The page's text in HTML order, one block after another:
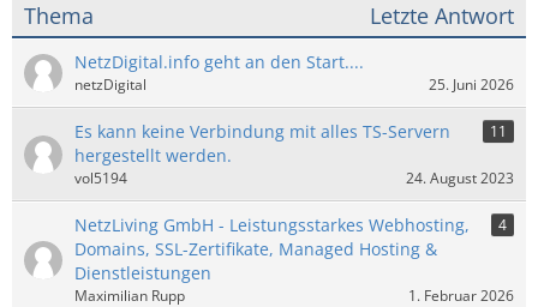
Thema Letzte Antwort
NetzDigital.info geht an den Start....
netzDigital 25. Juni 2026
Es kann keine Verbindung mit alles TS-Servern
hergestellt werden.
11
vol5194 24. August 2023
NetzLiving GmbH - Leistungsstarkes Webhosting,
Domains, SSL-Zertifikate, Managed Hosting &
Dienstleistungen
4
Maximilian Rupp 1. Februar 2026